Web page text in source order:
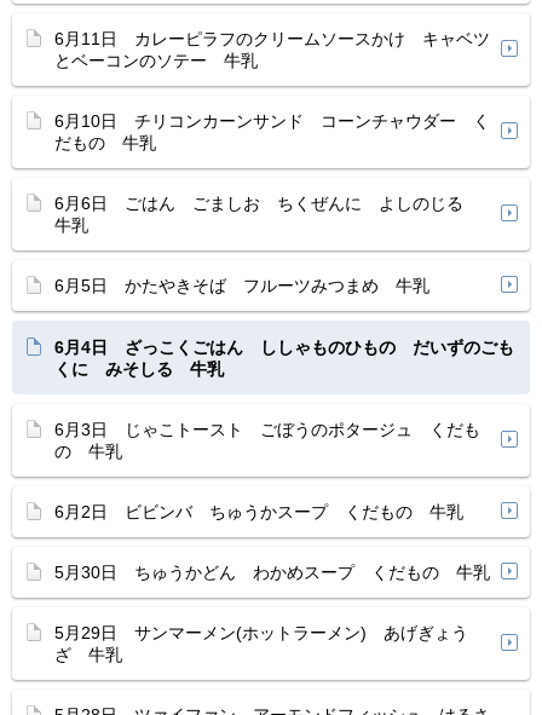
6月11日 カレーピラフのクリームソースかけ キャベツ
とベーコンのソテー 牛乳
6月10日 チリコンカーンサンド コーンチャウダー く
だもの 牛乳
6月6日 ごはん ごましお ちくぜんに よしのじる
牛乳
6月5日 かたやきそば フルーツみつまめ 牛乳
6月4日 ざっこくごはん ししゃものひもの だいずのごも
くに みそしる 牛乳
6月3日 じゃこトースト ごぼうのポタージュ くだも
の 牛乳
6月2日 ビビンバ ちゅうかスープ くだもの 牛乳
5月30日 ちゅうかどん わかめスープ くだもの 牛乳
5月29日 サンマーメン(ホットラーメン) あげぎょう
ざ 牛乳